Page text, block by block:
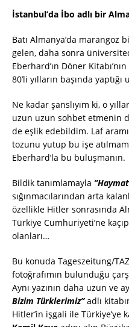
İstanbul’da İbo adlı bir
Batı Almanya’da marangoz
gelen, daha sonra
Eberhard’ın Döner
80’li yılların başında
Ne kadar şanslıyım ki, o
uzun uzun sohbet etmenin
de eşlik edebildim. Laf
tozunu yutup bu işe
Eberhard’la bu buluşmanın.
Bildik tanımlamayla
sığınmacılarından arta
özellikle Hitler sonrasında
Türkiye Cumhuriyeti’ne
olanları…
Bu konuda Tageszeitung/
fotoğrafımın bulunduğu
Aynı yazının daha uzun ve
Bizim Türklerimiz”adlı
Hitler’in işgali ile Türkiye’ye